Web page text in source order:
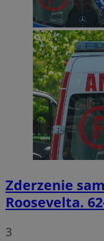
Zderzenie
Roosevelta.
3